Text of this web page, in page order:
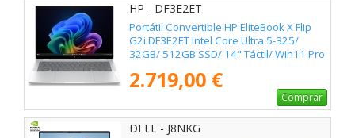
HP - DF3E2ET
Portátil Convertible HP EliteBook X Flip
G2i DF3E2ET Intel Core Ultra 5-325/
32GB/ 512GB SSD/ 14" Táctil/ Win11 Pro
2.719,00 €
Comprar
DELL - J8NKG